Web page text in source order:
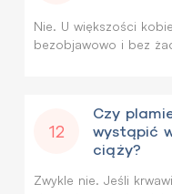
Nie. U większości
bezobjawowo i bez
12
Czy
wystąpić
ciąży?
Zwykle nie. Jeśli